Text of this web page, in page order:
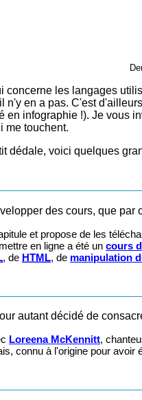
les langages
n'y en a pas. C'est
en infographie !). Je vous
me touchent.
dédale, voici quelques
des cours, que
et propose de les
en ligne a été un cours
, de HTML, de manipulation
autant décidé de
Loreena McKennitt,
connu à l'origine pour avoir